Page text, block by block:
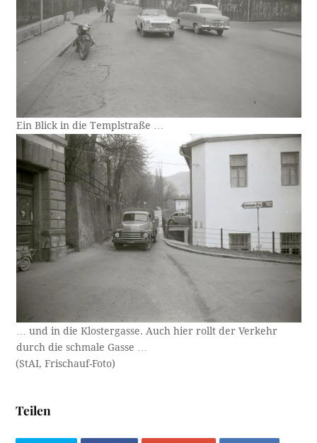
Ein Blick in die Templstraße …
… und in die Klostergasse. Auch hier rollt der Verkehr
durch die schmale Gasse …
(StAI, Frischauf-Foto)
Teilen